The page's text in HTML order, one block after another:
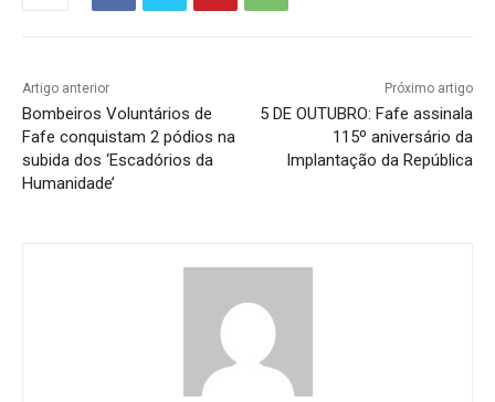
Artigo anterior
Bombeiros Voluntários de
Fafe conquistam 2 pódios na
subida dos ‘Escadórios da
Humanidade’
Próximo artigo
5 DE OUTUBRO: Fafe assinala
115º aniversário da
Implantação da República